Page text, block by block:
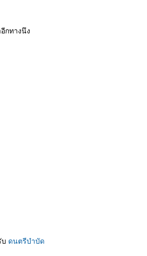
กทางนึง
ดนตรีบำบัด